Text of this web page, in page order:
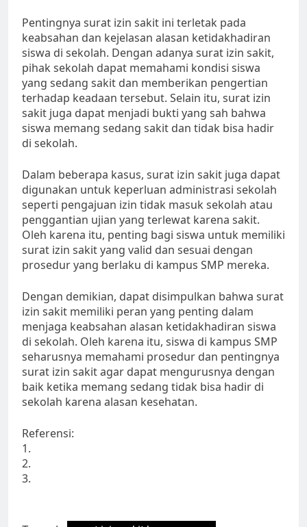
Pentingnya surat izin sakit ini terletak pada
keabsahan dan kejelasan alasan ketidakhadiran
siswa di sekolah. Dengan adanya surat izin sakit,
pihak sekolah dapat memahami kondisi siswa
yang sedang sakit dan memberikan pengertian
terhadap keadaan tersebut. Selain itu, surat izin
sakit juga dapat menjadi bukti yang sah bahwa
siswa memang sedang sakit dan tidak bisa hadir
di sekolah.
Dalam beberapa kasus, surat izin sakit juga dapat
digunakan untuk keperluan administrasi sekolah
seperti pengajuan izin tidak masuk sekolah atau
penggantian ujian yang terlewat karena sakit.
Oleh karena itu, penting bagi siswa untuk memiliki
surat izin sakit yang valid dan sesuai dengan
prosedur yang berlaku di kampus SMP mereka.
Dengan demikian, dapat disimpulkan bahwa surat
izin sakit memiliki peran yang penting dalam
menjaga keabsahan alasan ketidakhadiran siswa
di sekolah. Oleh karena itu, siswa di kampus SMP
seharusnya memahami prosedur dan pentingnya
surat izin sakit agar dapat mengurusnya dengan
baik ketika memang sedang tidak bisa hadir di
sekolah karena alasan kesehatan.
Referensi:
1.
2.
3.